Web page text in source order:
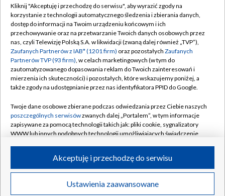
TVP
Abonament TVP
Emisja w TVP
Centrum informacji TVP
Naziemna Telewizja Cyfrowa
Rada Programowa
System NOS
Informacje o nadawcy
Program dla prasy
Regulamin TVP
Polityka prywatności
Moje zgody
Pomoc
Kontakt
Kanały
©2026 Telewizja Polska S.A. w likwidacji
Kliknij "Akceptuję i przechodzę do serwisu", aby wyrazić zgody na
korzystanie z technologii automatycznego śledzenia i zbierania danych,
dostęp do informacji na Twoim urządzeniu końcowym i ich
przechowywanie oraz na przetwarzanie Twoich danych osobowych przez
nas, czyli Telewizję Polską S.A. w likwidacji (zwaną dalej również „TVP”),
Zaufanych Partnerów z IAB* (1201 firm) oraz pozostałych Zaufanych
Partnerów TVP (93 firm), w celach marketingowych (w tym do
zautomatyzowanego dopasowania reklam do Twoich zainteresowań i
mierzenia ich skuteczności) i pozostałych, które wskazujemy poniżej, a
także zgody na udostępnianie przez nas identyfikatora PPID do Google.
Twoje dane osobowe zbierane podczas odwiedzania przez Ciebie naszych
poszczególnych serwisówzwanych dalej „Portalem”, w tym informacje
zapisywane za pomocą technologii takich jak: pliki cookie, sygnalizatory
WWW lub innych podobnych technologii umożliwiających świadczenie
ruchu w Internecie.
Twoje dane osobowe zbierane podczas odwiedzania przez Ciebie
poszczególnych serwisówna Portalu, takie jak adresy IP, identyfikatory
Ustawienia zaawansowane
Akceptuję i przechodzę do serwisu